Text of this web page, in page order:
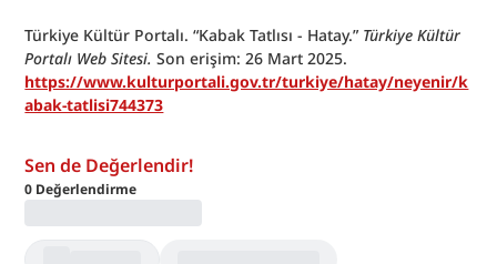
Türkiye Kültür Portalı. “Kabak Tatlısı - Hatay.” Türkiye Kültür
Portalı Web Sitesi.
https://www.kulturportali.gov.tr/turkiye/hatay/neyenir/k
abak-tatlisi744373
Sen de Değerlendir!
0 Değerlendirme